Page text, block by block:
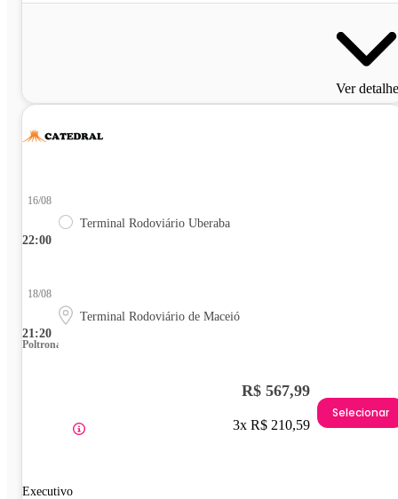
Ver
22:00
16/08
Terminal Rodoviário Uberaba
21:20
18/08
Terminal Rodoviário de Maceió
Poltrona
Executivo
R$ 567,99
3x R$ 210,59
Selecionar